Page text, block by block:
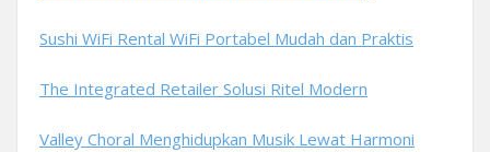
Sushi WiFi Rental WiFi Portabel Mudah dan Praktis
The Integrated Retailer Solusi Ritel Modern
Valley Choral Menghidupkan Musik Lewat Harmoni